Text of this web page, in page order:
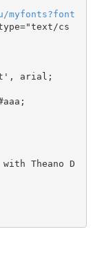
/myfonts?font
cs
arial;